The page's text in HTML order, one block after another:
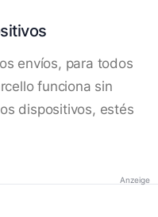
envíos, para todos
funciona sin
dispositivos, estés
Anzeige